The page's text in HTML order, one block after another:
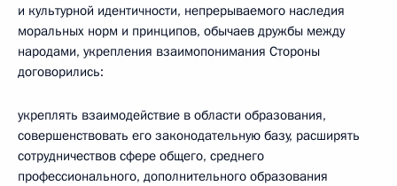
и культурной идентичности, непрерываемого наследия
моральных норм и принципов, обычаев дружбы между
народами, укрепления взаимопонимания Стороны
договорились:
укреплять взаимодействие в области образования,
совершенствовать его законодательную базу, расширять
сотрудничествов сфере общего, среднего
профессионального, дополнительного образования